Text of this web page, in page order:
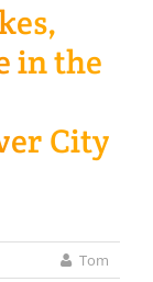
in the
City
Tom